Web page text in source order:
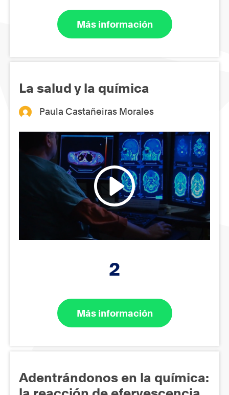
Más información
La salud y la química
Paula Castañeiras Morales
2
Más información
Adentrándonos en la química: